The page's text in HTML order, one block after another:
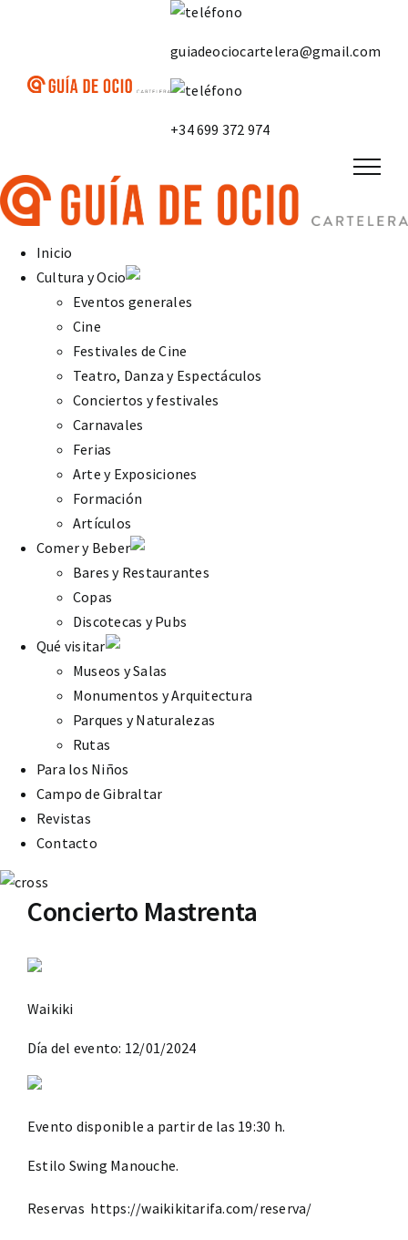
guiadeociocartelera@gmail.com
+34 699 372 974
Inicio
Cultura y Ocio
Eventos generales
Cine
Festivales de Cine
Teatro, Danza y Espectáculos
Conciertos y festivales
Carnavales
Ferias
Arte y Exposiciones
Formación
Artículos
Comer y Beber
Bares y Restaurantes
Copas
Discotecas y Pubs
Qué visitar
Museos y Salas
Monumentos y Arquitectura
Parques y Naturalezas
Rutas
Para los Niños
Campo de Gibraltar
Revistas
Contacto
Concierto Mastrenta
Waikiki
Día del evento: 12/01/2024
Evento disponible a partir de las 19:30 h.
Estilo Swing Manouche.
Reservas https://waikikitarifa.com/reserva/